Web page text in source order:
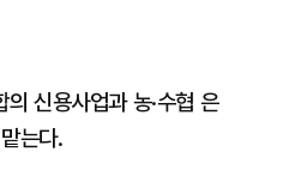
신용사업과 농·수협 은
는다.